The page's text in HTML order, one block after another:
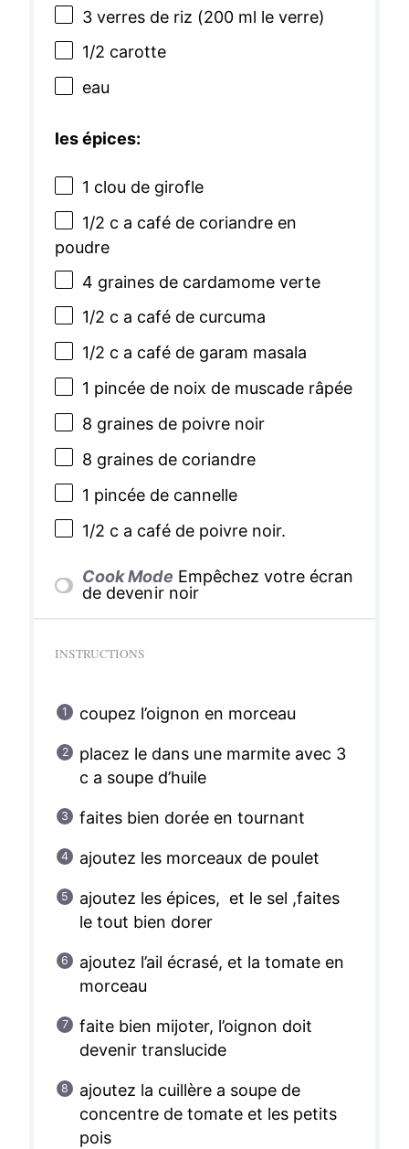
3verres de riz (200ml le verre)
1/2 carotte
eau
les épices:
1 clou de girofle
1/2 c a café de coriandre en
poudre
4 graines de cardamome verte
1/2 c a café de curcuma
1/2 c a café de garam masala
1 pincée de noix de muscade râpée
8 graines de poivre noir
8 graines de coriandre
1 pincée de cannelle
1/2 c a café de poivre noir.
Cook Mode Empêchez votre écran
de devenir noir
INSTRUCTIONS
coupez l’oignon en morceau
placez le dans une marmite avec 3
c a soupe d’huile
faites bien dorée en tournant
ajoutez les morceaux de poulet
ajoutez les épices, et le sel ,faites
le tout bien dorer
ajoutez l’ail écrasé, et la tomate en
morceau
faite bien mijoter, l’oignon doit
devenir translucide
ajoutez la cuillère a soupe de
concentre de tomate et les petits
pois